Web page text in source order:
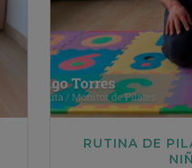
RUTINA DE